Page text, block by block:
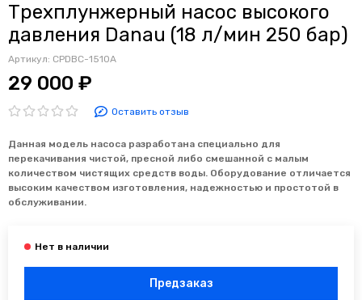
Трехплунжерный насос высокого
давления Danau (18 л/мин 250 бар)
Артикул: CPDBC-1510А
29 000 ₽
Оставить отзыв
Данная модель насоса разработана специально для
перекачивания чистой, пресной либо смешанной с малым
количеством чистящих средств воды. Оборудование отличается
высоким качеством изготовления, надежностью и простотой в
обслуживании.
Предзаказ